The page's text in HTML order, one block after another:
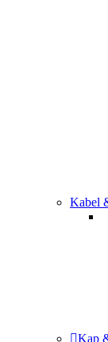
Kabel
Kap